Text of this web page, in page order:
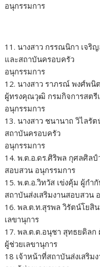
อนุกรรมการ
11. นางสาว กรรณนิกา เจ
และสถาบันครอบครัว
อนุกรรมการ
12. นางสาว ราภรณ์ พงศ์พนิ
ผู้ทรงคุณวุฒิ กรมกิจการสต
อนุกรรมการ
13. นางสาว ชนานาถ วิไล
สถาบันครอบครัว
อนุกรรมการ
14. พ.ต.อ.ดร.ศิริพล กุศลศิล
สอบสวน อนุกรรมการ
15. พ.ต.อ.วิทวัส เข่งคุ้ม ผู้กำ
สถาบันส่งเสริมงานสอบสวน
16. พล.ต.ท.สุรพล วิรัตน์โยสิ
เลขานุการ
17. พล.ต.ต.อนุชา สุทธยดิลก
ผู้ช่วยเลขานุการ
18 เจ้าหน้าที่สถาบันส่งเสริ